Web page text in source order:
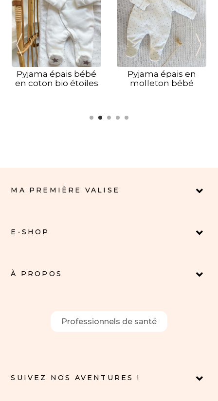
Pyjama épais bébé
en coton bio étoiles
Pyjama épais en
molleton bébé
MA PREMIÈRE VALISE
E-SHOP
À PROPOS
Professionnels de santé
SUIVEZ NOS AVENTURES !